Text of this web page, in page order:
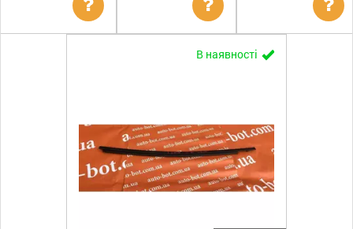
Уточнити
Уточнити
ціну
В наявності